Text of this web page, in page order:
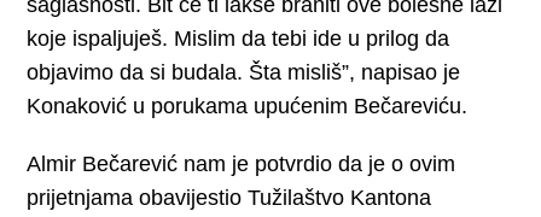
koje ispaljuješ. Mislim da tebi ide u prilog da
objavimo da si budala. Šta misliš”, napisao je
Konaković u porukama upućenim Bečareviću.
Almir Bečarević nam je potvrdio da je o ovim
prijetnjama obavijestio Tužilaštvo Kantona